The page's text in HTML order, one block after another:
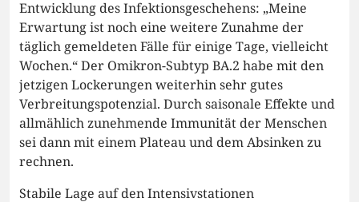
Entwicklung des Infektionsgeschehens: „Meine
Erwartung ist noch eine weitere Zunahme der
täglich gemeldeten Fälle für einige Tage, vielleicht
Wochen.“ Der Omikron-Subtyp BA.2 habe mit den
jetzigen Lockerungen weiterhin sehr gutes
Verbreitungspotenzial. Durch saisonale Effekte und
allmählich zunehmende Immunität der Menschen
sei dann mit einem Plateau und dem Absinken zu
rechnen.
Stabile Lage auf den Intensivstationen